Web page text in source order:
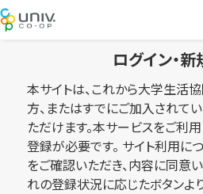
ログイン・
本サイトは、これから大学生活
方、またはすでにご加入されて
ただけます。本サービスをご利
登録が必要です。 サイト利用に
をご確認いただき、内容に同意
れの登録状況に応じたボタンよ